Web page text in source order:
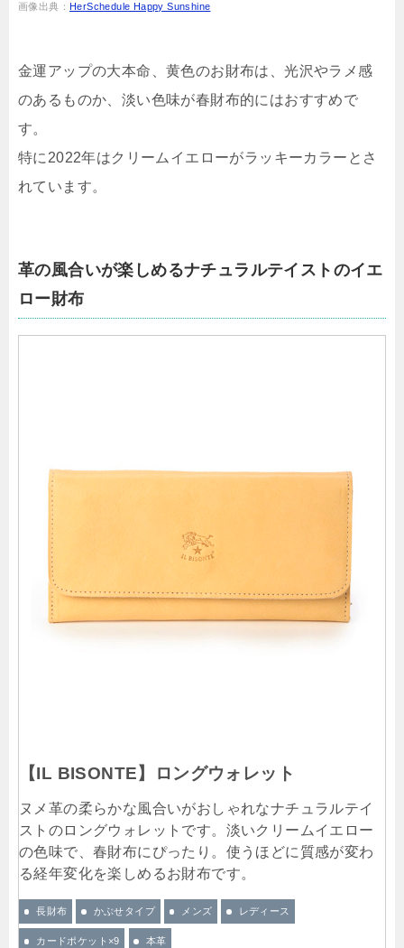
画像出典： HerSchedule Happy Sunshine
金運アップの大本命、黄色のお財布は、光沢やラメ感
のあるものか、淡い色味が春財布的にはおすすめで
す。
特に2022年はクリームイエローがラッキーカラーとさ
れています。
革の風合いが楽しめるナチュラルテイストのイエ
ロー財布
【IL BISONTE】ロングウォレット
ヌメ革の柔らかな風合いがおしゃれなナチュラルテイ
ストのロングウォレットです。淡いクリームイエロー
の色味で、春財布にぴったり。使うほどに質感が変わ
る経年変化を楽しめるお財布です。
長財布 かぶせタイプ メンズ レディース
カードポケット×9 本革